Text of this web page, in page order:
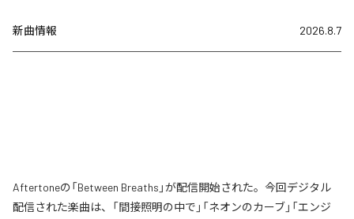
新曲情報 2026.8.7
Aftertoneの「Between Breaths」が配信開始された。今回デジタル
配信された楽曲は、「間接照明の中で」「ネオンのカーブ」「エンジ